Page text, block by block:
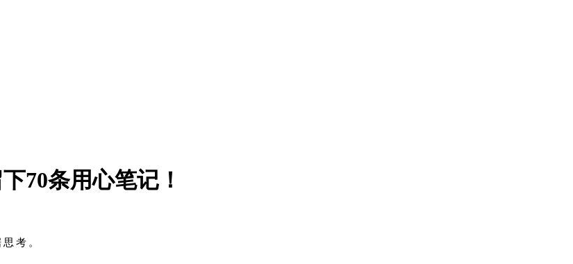
70条用心笔记！
考。